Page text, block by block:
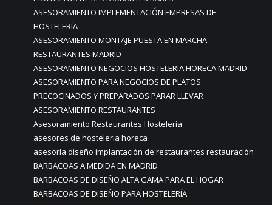
ASESORAMIENTO IMPLEMENTACIÓN EMPRESAS DE
HOSTELERÍA
ASESORAMIENTO MONTAJE PUESTA EN MARCHA
RESTAURANTES MADRID
ASESORAMIENTO NEGOCIOS HOSTELERIA HORECA MADRID
ASESORAMIENTO PARA NEGOCIOS DE PLATOS
PRECOCINADOS Y PREPARADOS PARAR LLEVAR
ASESORAMIENTO RESTAURANTES
Asesoramiento Restaurantes Hostelería
asesores de hosteleria horeca
asesoría diseño implantación de restaurantes restauración
BARBACOAS A MEDIDA EN MADRID
BARBACOAS DE DISEÑO ALTA GAMA PARA EL HOGAR
BARBACOAS DE DISEÑO PARA HOSTELERÍA